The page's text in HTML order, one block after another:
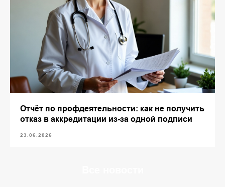
Отчёт по профдеятельности: как не получить
отказ в аккредитации из-за одной подписи
23.06.2026